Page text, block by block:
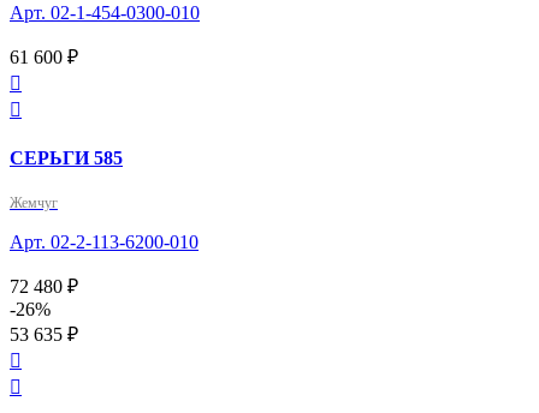
Арт. 02-1-454-0300-010
61 600 ₽


СЕРЬГИ 585
Жемчуг
Арт. 02-2-113-6200-010
72 480 ₽
-26%
53 635 ₽

